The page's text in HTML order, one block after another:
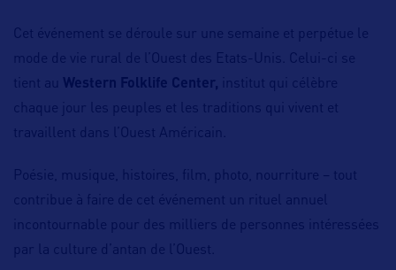
Cet événement se déroule sur une semaine et perpétue le
mode de vie rural de l’Ouest des Etats-Unis. Celui-ci se
tient au Western Folklife Center, institut qui célèbre
chaque jour les peuples et les traditions qui vivent et
travaillent dans l’Ouest Américain.
Poésie, musique, histoires, film, photo, nourriture – tout
contribue à faire de cet événement un rituel annuel
incontournable pour des milliers de personnes intéressées
par la culture d’antan de l’Ouest.